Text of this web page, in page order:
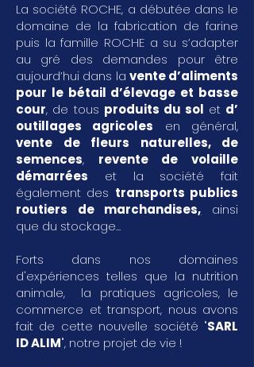
La société ROCHE, a débutée dans le
domaine de la fabrication de farine
puis la famille ROCHE a su s’adapter
au gré des demandes pour être
aujourd’hui dans la vente d’aliments
pour le bétail d’élevage et basse
cour, de tous produits du sol et d’
outillages agricoles en général,
vente de fleurs naturelles, de
semences, revente de volaille
démarrées et la société fait
également des transports publics
routiers de marchandises, ainsi
que du stockage...
Forts dans nos domaines
d'expériences telles que la nutrition
animale, la pratiques agricoles, le
commerce et transport, nous avons
fait de cette nouvelle société "SARL
ID ALIM", notre projet de vie !